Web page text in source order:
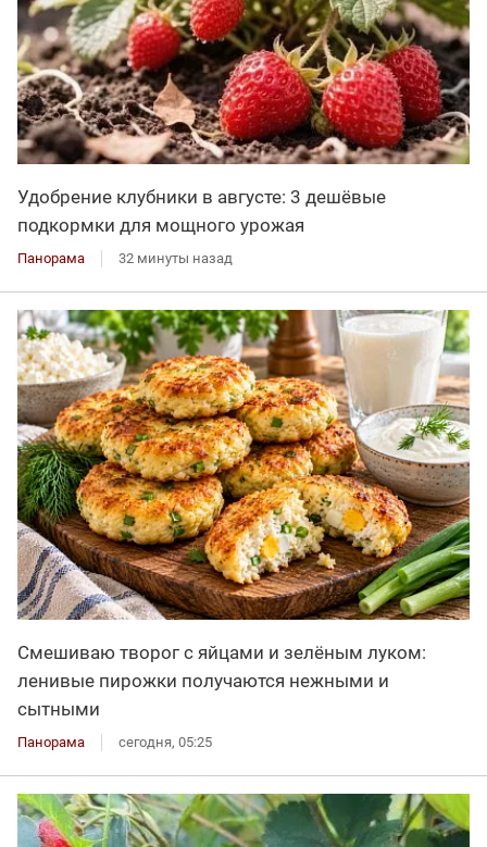
Удобрение клубники в августе: 3 дешёвые
подкормки для мощного урожая
Панорама 32 минуты назад
Смешиваю творог с яйцами и зелёным луком:
ленивые пирожки получаются нежными и
сытными
Панорама сегодня, 05:25